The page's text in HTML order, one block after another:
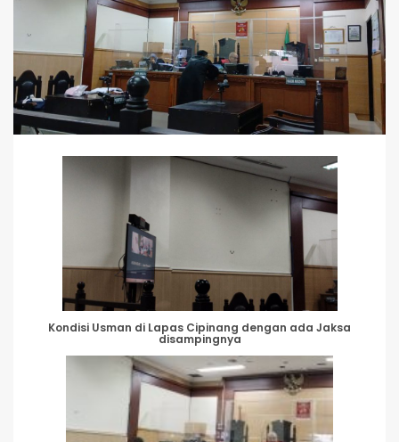
Kondisi Usman di Lapas Cipinang dengan ada Jaksa
disampingnya